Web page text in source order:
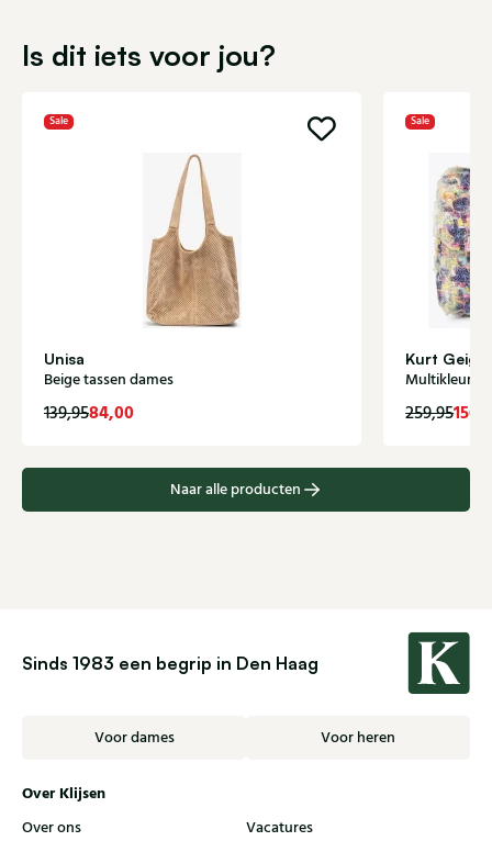
Is dit iets voor jou?
Sale
Unisa
Beige tassen dames
139,9584,00
Sale
Kurt
Multikleur
259,95
Naar alle producten
Sinds 1983 een begrip in Den Haag
Voor dames Voor heren
Over Klijsen
Over ons
Vacatures